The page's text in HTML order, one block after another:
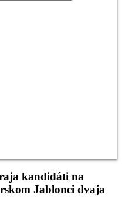
kandidáti na
Jablonci dvaja